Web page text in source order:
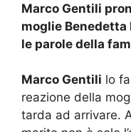
Marco Gentili
moglie Benedetta
le parole della
Marco Gentili lo
reazione della
tarda ad arrivare.